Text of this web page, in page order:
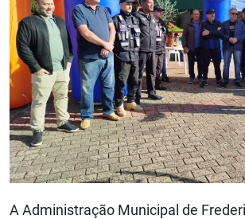
A Administração Municipal de